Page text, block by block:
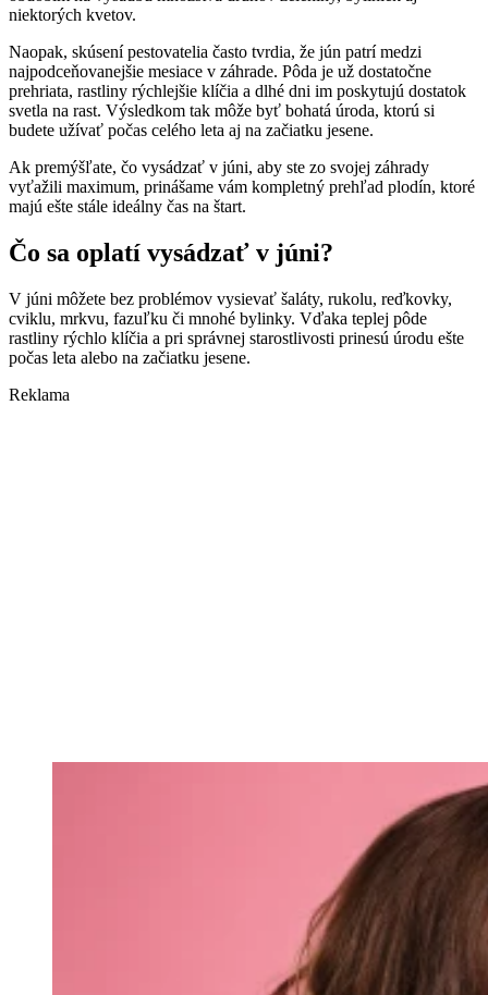
niektorých kvetov.
Naopak, skúsení pestovatelia často tvrdia, že jún patrí medzi
najpodceňovanejšie mesiace v záhrade. Pôda je už dostatočne
prehriata, rastliny rýchlejšie klíčia a dlhé dni im poskytujú dostatok
svetla na rast. Výsledkom tak môže byť bohatá úroda, ktorú si
budete užívať počas celého leta aj na začiatku jesene.
Ak premýšľate, čo vysádzať v júni, aby ste zo svojej záhrady
vyťažili maximum, prinášame vám kompletný prehľad plodín, ktoré
majú ešte stále ideálny čas na štart.
Čo sa oplatí vysádzať v júni?
V júni môžete bez problémov vysievať šaláty, rukolu, reďkovky,
cviklu, mrkvu, fazuľku či mnohé bylinky. Vďaka teplej pôde
rastliny rýchlo klíčia a pri správnej starostlivosti prinesú úrodu ešte
počas leta alebo na začiatku jesene.
Reklama